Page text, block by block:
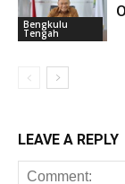
Bengkulu
Tengah
LEAVE A REPLY